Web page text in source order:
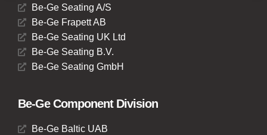
Be-Ge Seating A/S
Be-Ge Frapett AB
Be-Ge Seating UK Ltd
Be-Ge Seating B.V.
Be-Ge Seating GmbH
Be-Ge Component Division
Be-Ge Baltic UAB